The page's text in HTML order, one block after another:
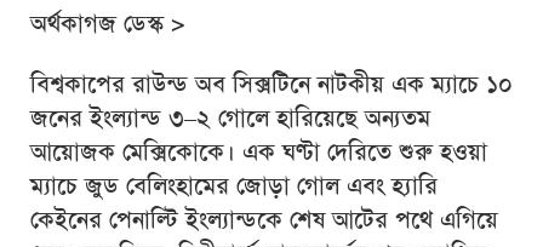
অর্থকাগজ ডেস্ক>
বিশ্বকাপের রাউন্ড অব সিক্সটিনে নাটকীয় এক ম্যাচে ১০
জনের ইংল্যান্ড ৩–২ গোলে হারিয়েছে অন্যতম
আয়োজক মেক্সিকোকে। এক ঘণ্টা দেরিতে শুরু হওয়া
ম্যাচে জুড বেলিংহামের জোড়া গোল এবং হ্যারি
কেইনের পেনাল্টি ইংল্যান্ডকে শেষ আটের পথে এগিয়ে